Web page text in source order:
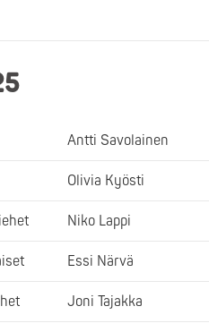
Antti Savolainen
Olivia Kyösti
Niko Lappi
Essi Närvä
Joni Tajakka